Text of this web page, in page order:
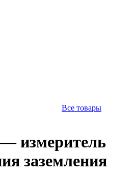
Все товары
измеритель
заземления